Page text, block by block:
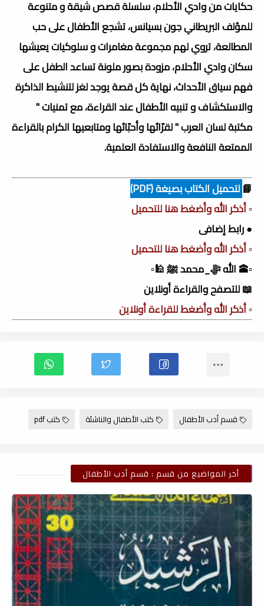
حكايات من وادي الأحلام، سلسلة قصص شيقة و متنوعة
للمؤلف البريطاني جون بسيانس، تشجع الأطفال على حب
المطالعة، تروي لهم مجموعة مغامرات و سلوكيات يعيشها
سكان وادي الأحلام، مزودة بصور ملونة تساعد الطفل على
فهم سياق الأحداث، نهاية كل قصة يوجد لغز لتنشيط الذاكرة
والاستكشاف و تنبيه الأطفال عند القراءة، مع تمنيات "
مكتبة لسان العرب " لقرّائها وأحبّائها ومتابعيها الكرام بالقراءة
الممتعة النافعة والاستفادة العلمية.
📘لتحميل الكتاب بصيغة (PDF)
▫️ أذكر الله وأضغط هنا للتحميل
● رابط إضافى
▫️ أذكر الله وأضغط هنا للتحميل
▫️🕋 الله ﷻ_محمد ﷺ 🕌▫️
📖 للتصفح والقراءة أونلاين
▫️ أذكر الله وأضغط للقراءة أونلاين
قسم أدب الأطفال كتب الأطفال والناشئة كتب pdf
أخر المواضيع من قسم : قسم أدب الأطفال